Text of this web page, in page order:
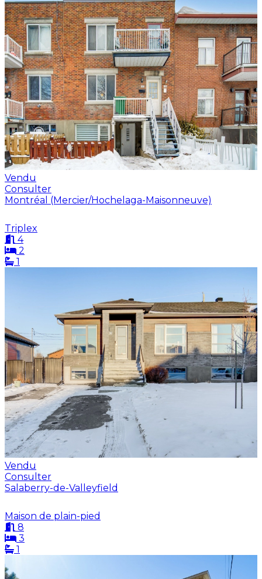
Vendu
Consulter
Montréal (Mercier/Hochelaga-Maisonneuve)
Triplex
4
2
1
Vendu
Consulter
Salaberry-de-Valleyfield
Maison de plain-pied
8
3
1